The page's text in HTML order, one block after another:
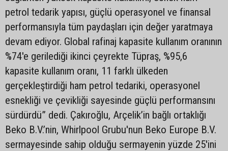
petrol tedarik yapısı, güçlü operasyonel ve finansal
performansıyla tüm paydaşları için değer yaratmaya
devam ediyor. Global rafinaj kapasite kullanım oranının
%74'e gerilediği ikinci çeyrekte Tüpraş, %95,6
kapasite kullanım oranı, 11 farklı ülkeden
gerçekleştirdiği ham petrol tedariki, operasyonel
esnekliği ve çevikliği sayesinde güçlü performansını
sürdürdü” dedi. Çakıroğlu, Arçelik’in bağlı ortaklığı
Beko B.V.’nin, Whirlpool Grubu'nun Beko Europe B.V.
sermayesinde sahip olduğu sermayenin yüzde 25'ini